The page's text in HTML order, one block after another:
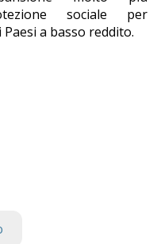
sociale per
a basso reddito.